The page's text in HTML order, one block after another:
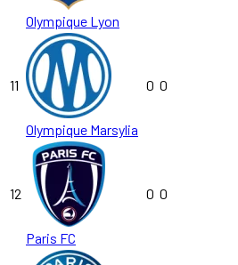
Olympique Lyon
11
Olympique Marsylia
0 0
12
Paris FC
0 0